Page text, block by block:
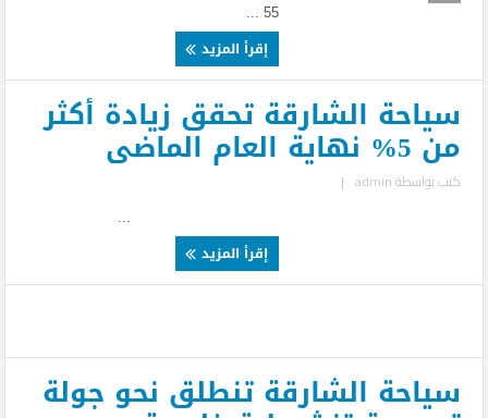
55 ...
إقرأ المزيد
سياحة الشارقة تحقق زيادة أكثر
من 5% نهاية العام الماضى
كتب بواسطةadmin
|
إقرأ المزيد
سياحة الشارقة تنطلق نحو جولة